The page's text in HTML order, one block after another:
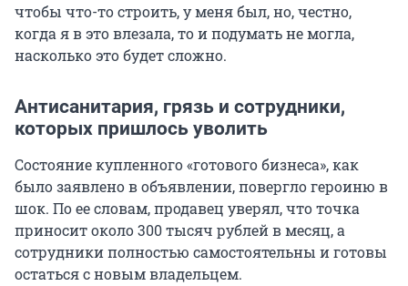
чтобы что-то строить, у меня был, но, честно,
когда я в это влезала, то и подумать не могла,
насколько это будет сложно.
Антисанитария, грязь и сотрудники,
которых пришлось уволить
Состояние купленного «готового бизнеса», как
было заявлено в объявлении, повергло героиню в
шок. По ее словам, продавец уверял, что точка
приносит около300 тысяч рублей в месяц, а
сотрудники полностью самостоятельны и готовы
остаться с новым владельцем.